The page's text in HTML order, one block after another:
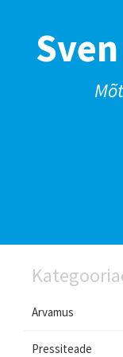
Arvamus
Pressiteade